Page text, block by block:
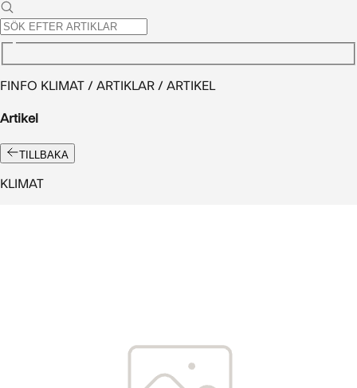
FINFO KLIMAT / ARTIKLAR / ARTIKEL
Artikel
TILLBAKA
KLIMAT